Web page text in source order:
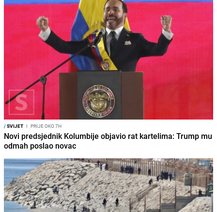
/SVIJET I PRIJE OKO 7H
Novi predsjednik Kolumbije objavio rat kartelima: Trump mu
odmah poslao novac